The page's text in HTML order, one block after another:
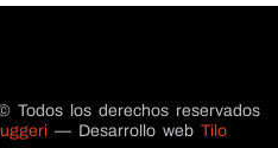
Todos los derechos reservados
— Desarrollo web Tilo